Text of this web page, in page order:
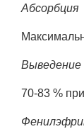
Абсорбция
Выведение
70-83 %